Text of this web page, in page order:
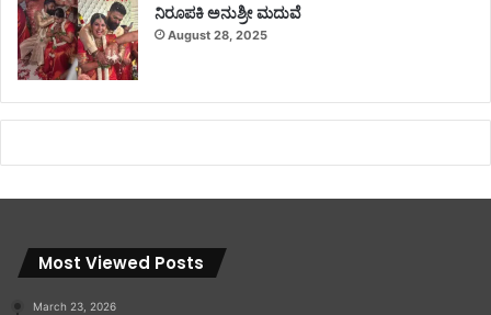
ನಿರೂಪಕಿ ಅನುಶ್ರೀ ಮದುವೆ
August 28, 2025
Most Viewed Posts
March 23, 2026